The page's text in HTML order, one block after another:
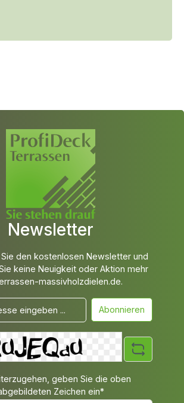
Newsletter
den kostenlosen Newsletter und
keine Neuigkeit oder Aktion mehr
massivholzdielen.de.
Abonnieren
geben Sie die oben
Zeichen ein*